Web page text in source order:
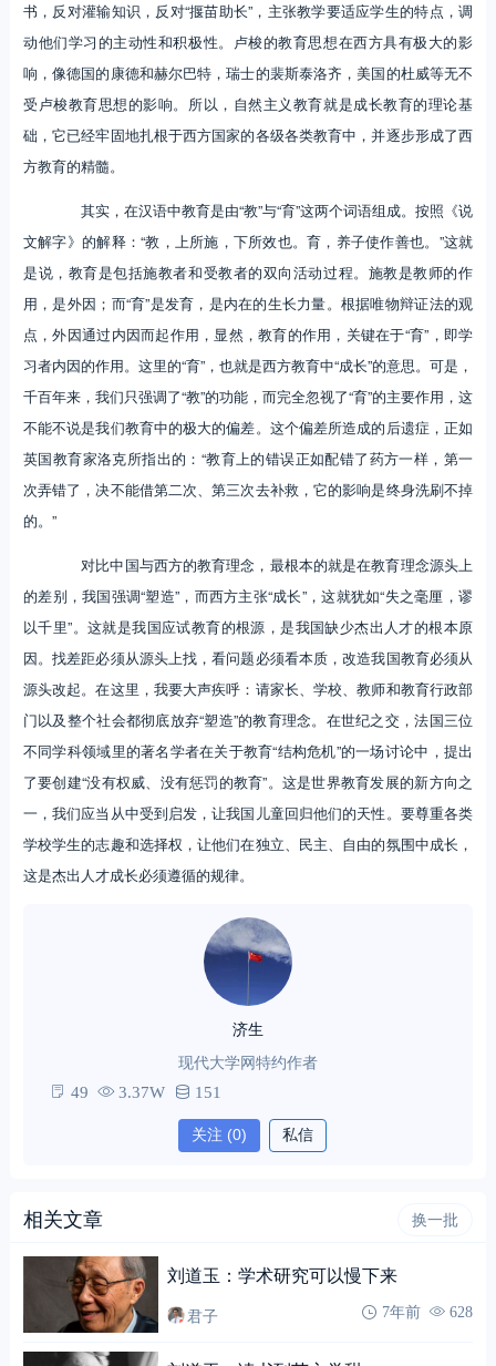
书，反对灌输知识，反对“揠苗助长”，主张教学要适应学生的特点，调
动他们学习的主动性和积极性。卢梭的教育思想在西方具有极大的影
响，像德国的康德和赫尔巴特，瑞士的裴斯泰洛齐，美国的杜威等无不
受卢梭教育思想的影响。所以，自然主义教育就是成长教育的理论基
础，它已经牢固地扎根于西方国家的各级各类教育中，并逐步形成了西
方教育的精髓。
其实，在汉语中教育是由“教”与“育”这两个词语组成。按照《说
文解字》的解释：“教，上所施，下所效也。育，养子使作善也。”这就
是说，教育是包括施教者和受教者的双向活动过程。施教是教师的作
用，是外因；而“育”是发育，是内在的生长力量。根据唯物辩证法的观
点，外因通过内因而起作用，显然，教育的作用，关键在于“育”，即学
习者内因的作用。这里的“育”，也就是西方教育中“成长”的意思。可是，
千百年来，我们只强调了“教”的功能，而完全忽视了“育”的主要作用，这
不能不说是我们教育中的极大的偏差。这个偏差所造成的后遗症，正如
英国教育家洛克所指出的：“教育上的错误正如配错了药方一样，第一
次弄错了，决不能借第二次、第三次去补救，它的影响是终身洗刷不掉
的。”
对比中国与西方的教育理念，最根本的就是在教育理念源头上
的差别，我国强调“塑造”，而西方主张“成长”，这就犹如“失之毫厘，谬
以千里”。这就是我国应试教育的根源，是我国缺少杰出人才的根本原
因。找差距必须从源头上找，看问题必须看本质，改造我国教育必须从
源头改起。在这里，我要大声疾呼：请家长、学校、教师和教育行政部
门以及整个社会都彻底放弃“塑造”的教育理念。在世纪之交，法国三位
不同学科领域里的著名学者在关于教育“结构危机”的一场讨论中，提出
了要创建“没有权威、没有惩罚的教育”。这是世界教育发展的新方向之
一，我们应当从中受到启发，让我国儿童回归他们的天性。要尊重各类
学校学生的志趣和选择权，让他们在独立、民主、自由的氛围中成长，
这是杰出人才成长必须遵循的规律。
济生
现代大学网特约作者
49 3.37W 151
关注 (0) 私信
相关文章 换一批
刘道玉：学术研究可以慢下来
君子 7年前 628